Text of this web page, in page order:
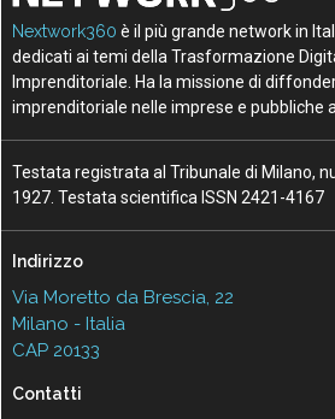
Nextwork360 è il più grande network in
dedicati ai temi della Trasformazione
Imprenditoriale. Ha la missione di
imprenditoriale nelle imprese e pubbliche
Testata registrata al Tribunale di Milano,
1927. Testata scientifica ISSN 2421-4167
Indirizzo
Via Moretto da Brescia, 22
Milano - Italia
CAP 20133
Contatti